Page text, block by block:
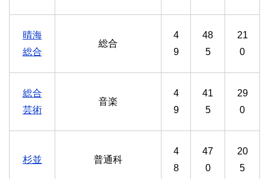
晴海
総合
総合
4
9
48
5
21
0
総合
芸術
音楽
4
9
41
5
29
0
杉並 普通科
4
8
47
0
20
5